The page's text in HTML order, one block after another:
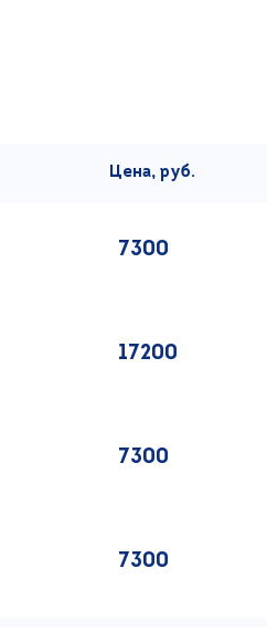
Цена, руб.
7300
17200
7300
7300